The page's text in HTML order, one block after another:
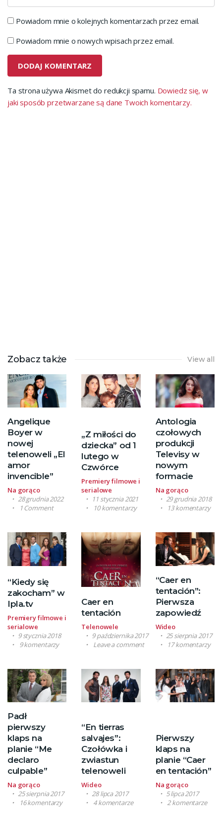
Powiadom mnie o kolejnych komentarzach przez email.
Powiadom mnie o nowych wpisach przez email.
Ta strona używa Akismet do redukcji spamu. Dowiedz się, w
jaki sposób przetwarzane są dane Twoich komentarzy.
Zobacz także View all
Angelique
Boyer w
nowej
telenoweli „El
amor
invencible”
Na gorąco
28 grudnia 2022
1 Comment
„Z miłości do
dziecka” od 1
lutego w
Czwórce
Premiery filmowe i
serialowe
11 stycznia 2021
10 komentarzy
Antologia
czołowych
produkcji
Televisy w
nowym
formacie
Na gorąco
29 grudnia 2018
13 komentarzy
“Kiedy się
zakocham” w
Ipla.tv
Premiery filmowe i
serialowe
9 stycznia 2018
9 komentarzy
Caer en
tentación
Telenowele
9 października 2017
Leave a comment
“Caer en
tentación”:
Pierwsza
zapowiedź
Wideo
25 sierpnia 2017
17 komentarzy
Padł
pierwszy
klaps na
planie “Me
declaro
culpable”
Na gorąco
25 sierpnia 2017
16 komentarzy
“En tierras
salvajes”:
Czołówka i
zwiastun
telenoweli
Wideo
28 lipca 2017
4 komentarze
Pierwszy
klaps na
planie “Caer
en tentación”
Na gorąco
5 lipca 2017
2 komentarze